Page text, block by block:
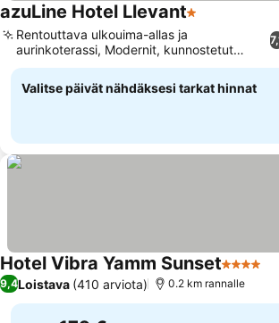
azuLine Hotel Llevant1 Tähtiluokitus
Rentouttava ulkouima-allas ja
aurinkoterassi, Modernit, kunnostetut
huoneet
Valitse päivät nähdäksesi tarkat hinnat
Hotel Vibra Yamm Sunset4
9,4Loistava (410 arviota) 0.2 km rannalle